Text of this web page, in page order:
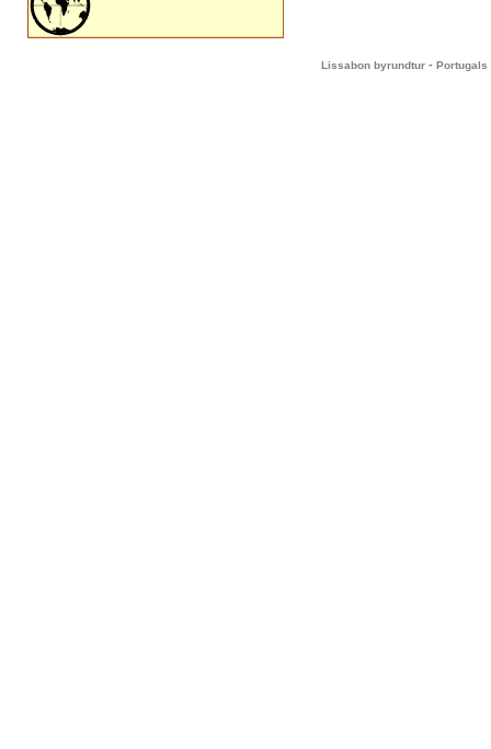
Lissabon byrundtur - Portugals